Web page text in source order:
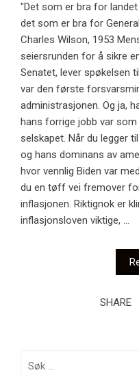
"Det som er bra for
det som er bra for
Charles Wilson, 1953
seiersrunden for å sikre
Senatet, lever spøkelsen
var den første
administrasjonen. Og ja,
hans forrige jobb var
selskapet. Når du legger
og hans dominans av
hvor vennlig Biden var
du en tøff vei fremover
inflasjonen. Riktignok er
inflasjonsloven viktige, ...
SHARE
etter: